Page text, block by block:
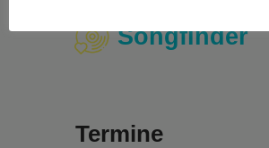
Songfinder
Termine